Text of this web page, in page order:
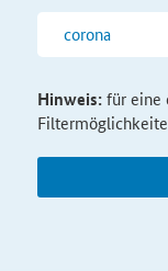
Hinweis:für eine